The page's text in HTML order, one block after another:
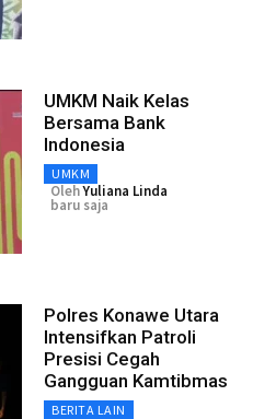
UMKM Naik Kelas
Bersama Bank
Indonesia
UMKM
OlehYuliana Linda
baru saja
Polres Konawe Utara
Intensifkan Patroli
Presisi Cegah
Gangguan Kamtibmas
BERITA LAIN